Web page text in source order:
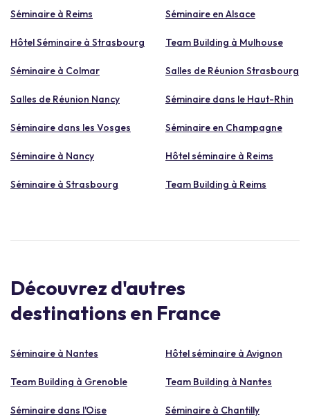
Séminaire à Reims Séminaire en Alsace
Hôtel Séminaire à Strasbourg Team Building à Mulhouse
Séminaire à Colmar Salles de Réunion Strasbourg
Salles de Réunion Nancy Séminaire dans le Haut-Rhin
Séminaire dans les Vosges Séminaire en Champagne
Séminaire à Nancy Hôtel séminaire à Reims
Séminaire à Strasbourg Team Building à Reims
Découvrez d'autres
destinations en France
Séminaire à Nantes Hôtel séminaire à Avignon
Team Building à Grenoble Team Building à Nantes
Séminaire dans l'Oise Séminaire à Chantilly